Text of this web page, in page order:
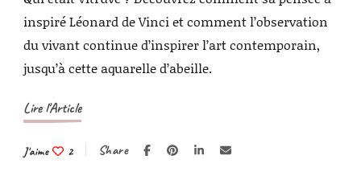
inspiré Léonard de Vinci et comment l’observation
du vivant continue d’inspirer l’art contemporain,
jusqu’à cette aquarelle d’abeille.
Lire l'Article
J'aime 2 Share